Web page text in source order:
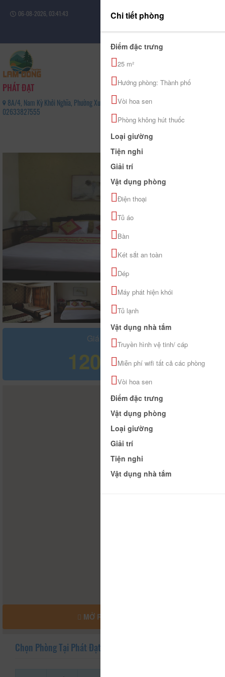
06-08-2026, 03:41:43
Đăng nhập
PHÁT ĐẠT
8A/4, Nam Kỳ Khởi Nghĩa, Phường Xuân Hương - Đà Lạt, Tỉnh Lâm Đồng -
02633827555
0
(0 Đánh giá)
Giá tham khảo
120.000 đ
MỞ RỘNG BẢN ĐỒ
Chọn Phòng Tại Phát Đạt
Chi tiết phòng
Điểm đặc trưng
25 m²
Hướng phòng: Thành phố
Vòi hoa sen
Phòng không hút thuốc
Loại giường
Tiện nghi
Giải trí
Vật dụng phòng
Điện thoại
Tủ áo
Bàn
Két sắt an toàn
Dép
Máy phát hiện khói
Tủ lạnh
Vật dụng nhà tắm
Truyền hình vệ tinh/ cáp
Miễn phí wifi tất cả các phòng
Vòi hoa sen
Điểm đặc trưng
Vật dụng phòng
Loại giường
Giải trí
Tiện nghi
Vật dụng nhà tắm